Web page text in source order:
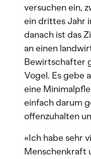
versuchen ein,
ein drittes Jahr
danach ist das
an einen
Bewirtschafter
Vogel. Es gebe
eine
einfach darum
offenzuhalten
«Ich habe sehr
Menschenkraft